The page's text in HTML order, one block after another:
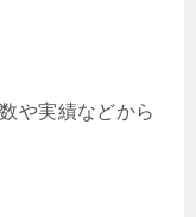
や実績などから